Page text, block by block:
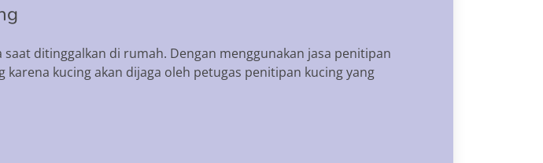
ditinggalkan di rumah. Dengan menggunakan jasa penitipan
kucing akan dijaga oleh petugas penitipan kucing yang